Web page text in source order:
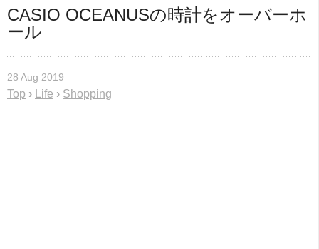
CASIO OCEANUSの時計をオーバーホ
ール
28 Aug 2019
Top › Life › Shopping